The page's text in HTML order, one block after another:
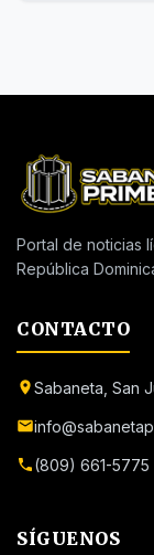
Portal de noticias
República
CONTACTO
Sabaneta, San
(809) 661-5775
SÍGUENOS